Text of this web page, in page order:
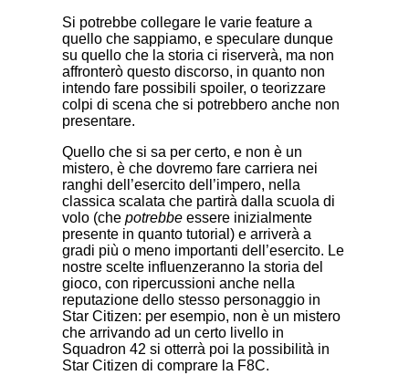
Si potrebbe collegare le varie feature a
quello che sappiamo, e speculare dunque
su quello che la storia ci riserverà, ma non
affronterò questo discorso, in quanto non
intendo fare possibili spoiler, o teorizzare
colpi di scena che si potrebbero anche non
presentare.
Quello che si sa per certo, e non è un
mistero, è che dovremo fare carriera nei
ranghi dell’esercito dell’impero, nella
classica scalata che partirà dalla scuola di
volo (che potrebbe essere inizialmente
presente in quanto tutorial) e arriverà a
gradi più o meno importanti dell’esercito. Le
nostre scelte influenzeranno la storia del
gioco, con ripercussioni anche nella
reputazione dello stesso personaggio in
Star Citizen: per esempio, non è un mistero
che arrivando ad un certo livello in
Squadron 42 si otterrà poi la possibilità in
Star Citizen di comprare la F8C.